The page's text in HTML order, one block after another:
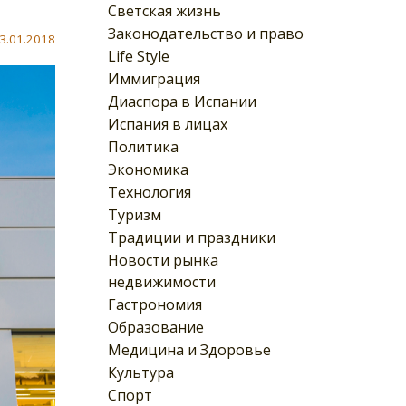
Светская жизнь
Законодательство и право
Life Style
Иммиграция
Диаспора в Испании
Испания в лицах
Политика
Экономика
Технология
Туризм
Традиции и праздники
Новости рынка
недвижимости
Гастрономия
Образование
Медицина и Здоровье
Культура
Спорт